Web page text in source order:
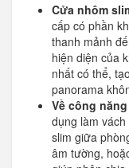
Cửa nhôm
cấp có phần
thanh mảnh
hiện diện của
nhất có thể,
panorama
Về công
dụng làm
slim giữa
âm tường,